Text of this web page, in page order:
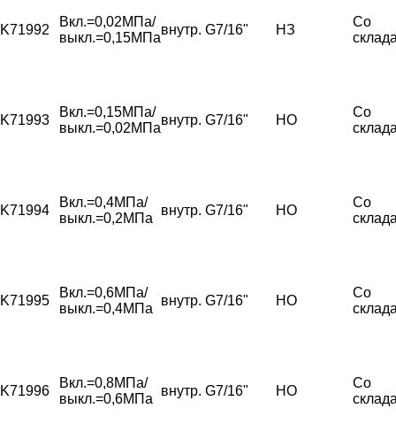
K71992
Вкл.=0,02МПа/
выкл.=0,15МПа
внутр. G7/16" НЗ
Со
K71993
Вкл.=0,15МПа/
выкл.=0,02МПа
внутр. G7/16" НО
Со
K71994
Вкл.=0,4МПа/
выкл.=0,2МПа
внутр. G7/16" НО
Со
K71995
Вкл.=0,6МПа/
выкл.=0,4МПа
внутр. G7/16" НО
Со
K71996
Вкл.=0,8МПа/
выкл.=0,6МПа
внутр. G7/16" НО
Со